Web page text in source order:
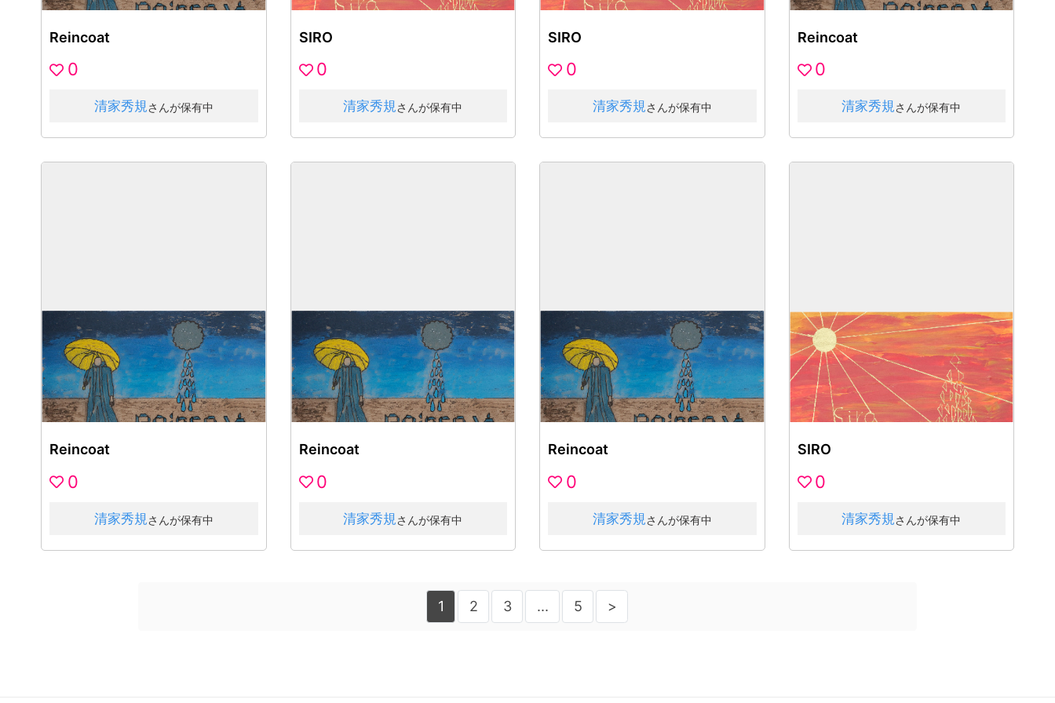
Reincoat
0
清家秀規さんが保有中
SIRO
0
清家秀規さんが保有中
SIRO
0
清家秀規さんが保有中
Reincoat
0
清家秀規さんが保有中
Reincoat
0
清家秀規 さんが保有中
Reincoat
0
清家秀規 さんが保有中
Reincoat
0
清家秀規 さんが保有中
SIRO
0
清家秀規 さんが保有中
1 2 3 ... 5 >